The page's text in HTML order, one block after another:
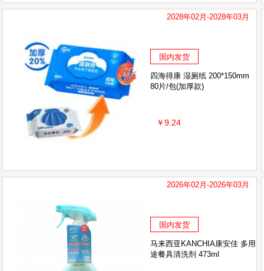
2028年02月-2028年03月
国内发货
四海得康 湿厕纸 200*150mm
80片/包(加厚款)
￥9.24
2026年02月-2026年03月
国内发货
马来西亚KANCHIA康安佳 多用
途餐具清洗剂 473ml